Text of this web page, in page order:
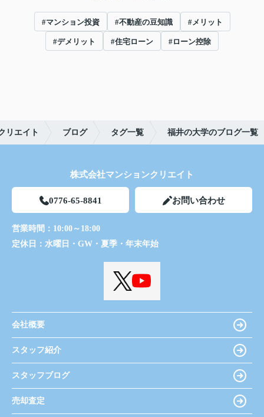
#マンション投資 #不動産の豆知識 #メリット
#デメリット #住宅ローン #ローン控除
リエイト ブログ タグ一覧 福井の大学のブログ一覧
株式会社マンションクリエイト
0776-65-8841 お問い合わせ
営業時間： 10:00～18:00
定休日： 水曜日・GW・夏季・年末年始
会社概要
スタッフ紹介
スタッフブログ
売却査定